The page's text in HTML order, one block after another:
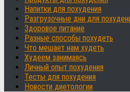
Напитки для похудения
Разгрузочные дни для
Здоровое питание
Разные способы похудеть
Что мешает нам худеть
Худеем занимаясь
Личный опыт похудения
Тесты для похудения
Новости диетологии